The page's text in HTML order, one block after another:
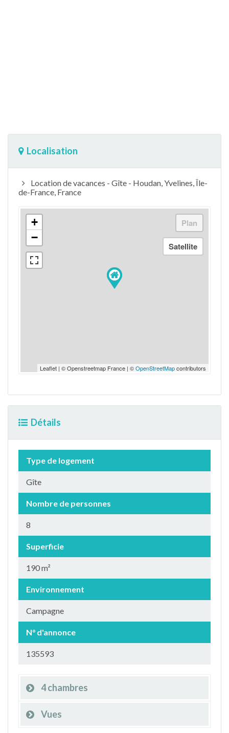
Localisation
Location de vacances - Gîte - Houdan, Yvelines, Île-
de-France, France
+
−
Leaflet | © Openstreetmap France | ©OpenStreetMapcontributors
Détails
Type de logement
Gîte
Nombre de personnes
8
Superficie
190 m²
Environnement
Campagne
N° d'annonce
135593
4 chambres
Vues